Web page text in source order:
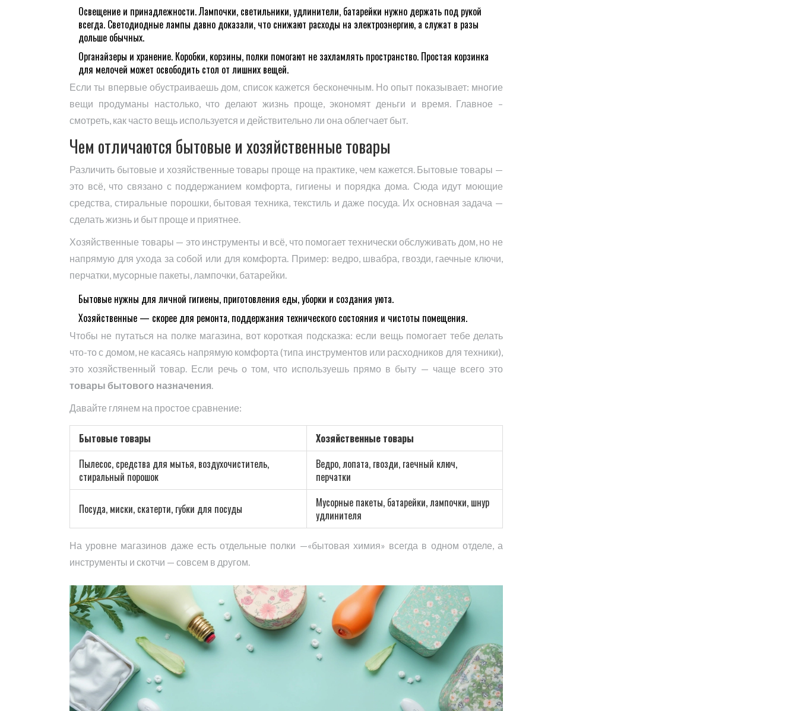
Освещение и принадлежности. Лампочки, светильники, удлинители, батарейки нужно держать под рукой
всегда. Светодиодные лампы давно доказали, что снижают расходы на электроэнергию, а служат в разы
дольше обычных.
Органайзеры и хранение. Коробки, корзины, полки помогают не захламлять пространство. Простая корзинка
для мелочей может освободить стол от лишних вещей.
Если ты впервые обустраиваешь дом, список кажется бесконечным. Но опыт показывает: многие
вещи продуманы настолько, что делают жизнь проще, экономят деньги и время. Главное –
смотреть, как часто вещь используется и действительно ли она облегчает быт.
Чем отличаются бытовые и хозяйственные товары
Различить бытовые и хозяйственные товары проще на практике, чем кажется. Бытовые товары —
это всё, что связано с поддержанием комфорта, гигиены и порядка дома. Сюда идут моющие
средства, стиральные порошки, бытовая техника, текстиль и даже посуда. Их основная задача —
сделать жизнь и быт проще и приятнее.
Хозяйственные товары — это инструменты и всё, что помогает технически обслуживать дом, но не
напрямую для ухода за собой или для комфорта. Пример: ведро, швабра, гвозди, гаечные ключи,
перчатки, мусорные пакеты, лампочки, батарейки.
Бытовые нужны для личной гигиены, приготовления еды, уборки и создания уюта.
Хозяйственные — скорее для ремонта, поддержания технического состояния и чистоты помещения.
Чтобы не путаться на полке магазина, вот короткая подсказка: если вещь помогает тебе делать
что-то с домом, не касаясь напрямую комфорта (типа инструментов или расходников для техники),
это хозяйственный товар. Если речь о том, что используешь прямо в быту — чаще всего это
товары бытового назначения
Давайте глянем на простое сравнение:
Бытовые товары
Хозяйственные товары
Пылесос, средства для мытья, воздухочиститель,
стиральный порошок
Ведро, лопата, гвозди, гаечный ключ,
перчатки
Посуда, миски, скатерти, губки для посуды
Мусорные пакеты, батарейки, лампочки, шнур
удлинителя
На уровне магазинов даже есть отдельные полки —«бытовая химия» всегда в одном отделе, а
инструменты и скотчи — совсем в другом.